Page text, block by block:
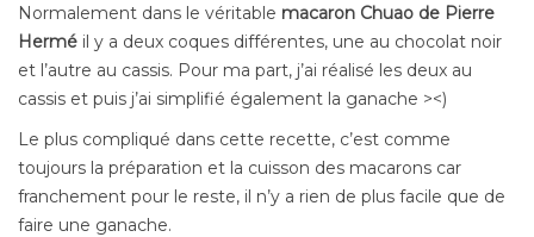
Normalement dans le véritable macaron Chuao de Pierre
Hermé il y a deux coques différentes, une au chocolat noir
et l’autre au cassis. Pour ma part, j’ai réalisé les deux au
cassis et puis j’ai simplifié également la ganache ><)
Le plus compliqué dans cette recette, c’est comme
toujours la préparation et la cuisson des macarons car
franchement pour le reste, il n’y a rien de plus facile que de
faire une ganache.